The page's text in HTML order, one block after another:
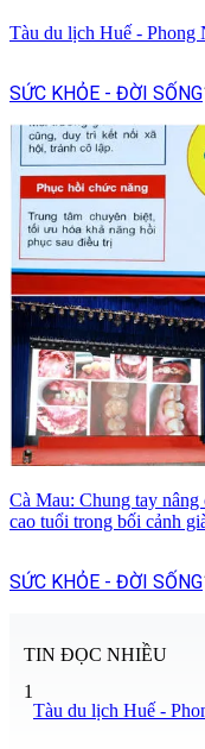
Tàu du lịch Huế - Phong
SỨC KHỎE - ĐỜI SỐNG
Cà Mau: Chung tay
cao tuổi trong bối cảnh
SỨC KHỎE - ĐỜI SỐNG
TIN ĐỌC NHIỀU
1
Tàu du lịch Huế -